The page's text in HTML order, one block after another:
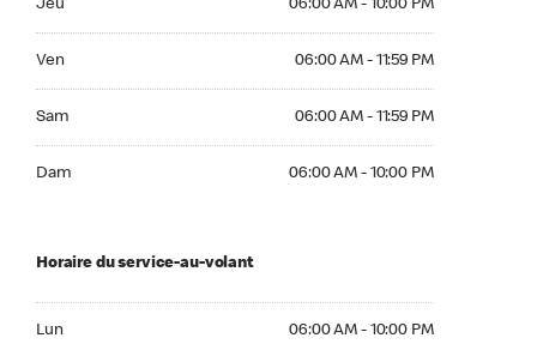
Jeu 06:00 AM - 10:00 PM
Ven 06:00 AM - 11:59 PM
Sam 06:00 AM - 11:59 PM
Dam 06:00 AM - 10:00 PM
Horaire du service-au-volant
Lun 06:00 AM - 10:00 PM